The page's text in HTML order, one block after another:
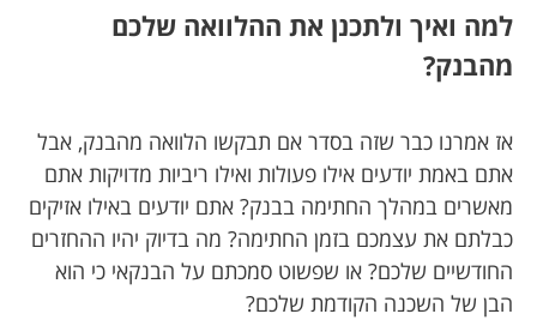
למה ואיך ולתכנן את ההלוואה שלכם
מהבנק?
אז אמרנו כבר שזה בסדר אם תבקשו הלוואה מהבנק, אבל
אתם באמת יודעים אילו פעולות ואילו ריביות מדויקות אתם
מאשרים במהלך החתימה בבנק? אתם יודעים באילו אזיקים
כבלתם את עצמכם בזמן החתימה? מה בדיוק יהיו ההחזרים
החודשיים שלכם? או שפשוט סמכתם על הבנקאי כי הוא
הבן של השכנה הקודמת שלכם?